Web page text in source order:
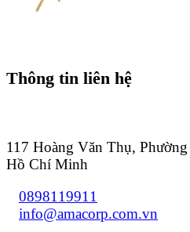
Thông tin liên hệ
117 Hoàng Văn Thụ,
Hồ Chí Minh
0898119911
info@amacorp.com.vn